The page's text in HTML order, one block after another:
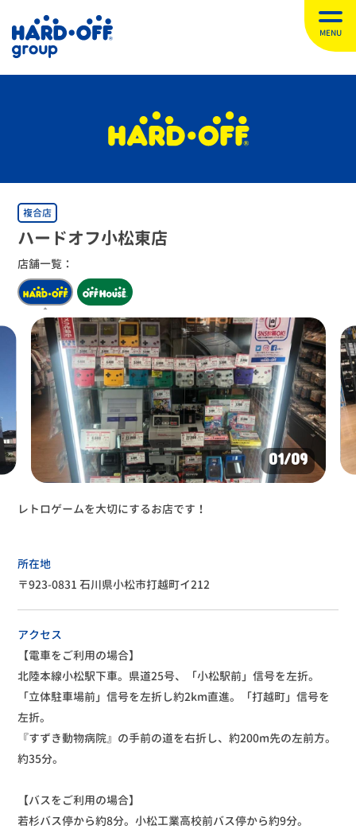
MENU
複合店
ハードオフ小松東店
店舗一覧：
01/09
レトロゲームを大切にするお店です！
所在地
〒923-0831 石川県小松市打越町イ212
アクセス
【電車をご利用の場合】
北陸本線小松駅下車。県道25号、「小松駅前」信号を左折。
「立体駐車場前」信号を左折し約2km直進。「打越町」信号を
左折。
『すずき動物病院』の手前の道を右折し、約200m先の左前方。
約35分。
【バスをご利用の場合】
若杉バス停から約8分。小松工業高校前バス停から約9分。